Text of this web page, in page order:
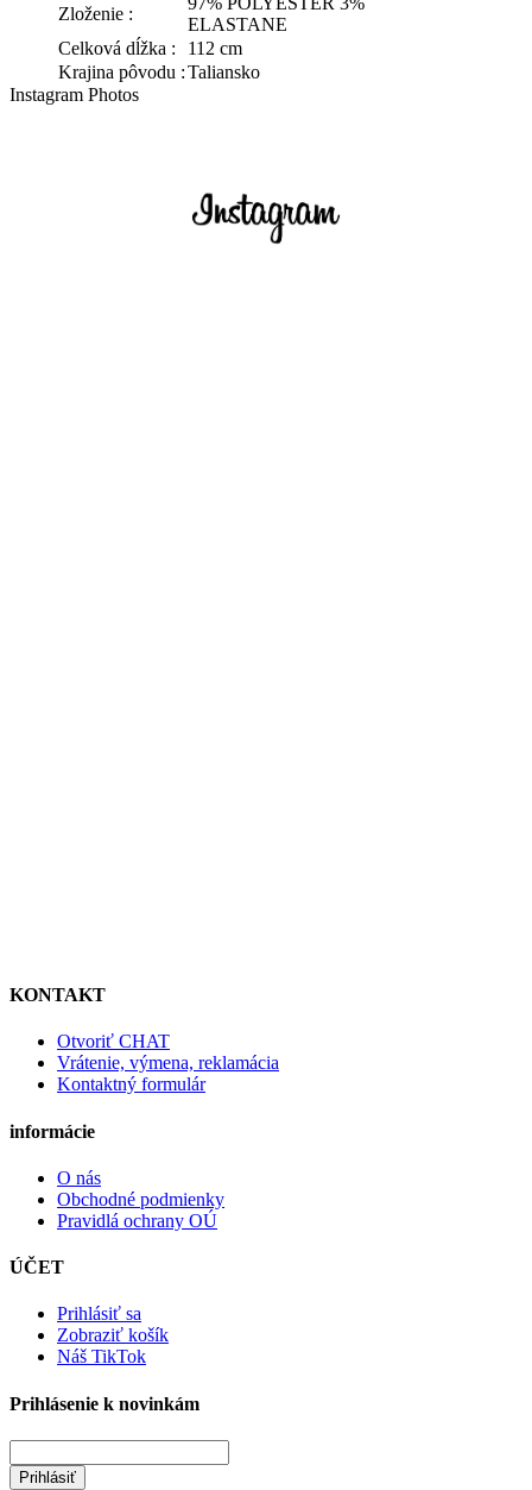
Zloženie :
ELASTANE
Celková dĺžka :
112 cm
Krajina pôvodu :Taliansko
Instagram Photos
KONTAKT
Otvoriť CHAT
Vrátenie, výmena, reklamácia
Kontaktný formulár
informácie
O nás
Obchodné podmienky
Pravidlá ochrany OÚ
ÚČET
Prihlásiť sa
Zobraziť košík
Náš TikTok
Prihlásenie k novinkám
Prihlásiť